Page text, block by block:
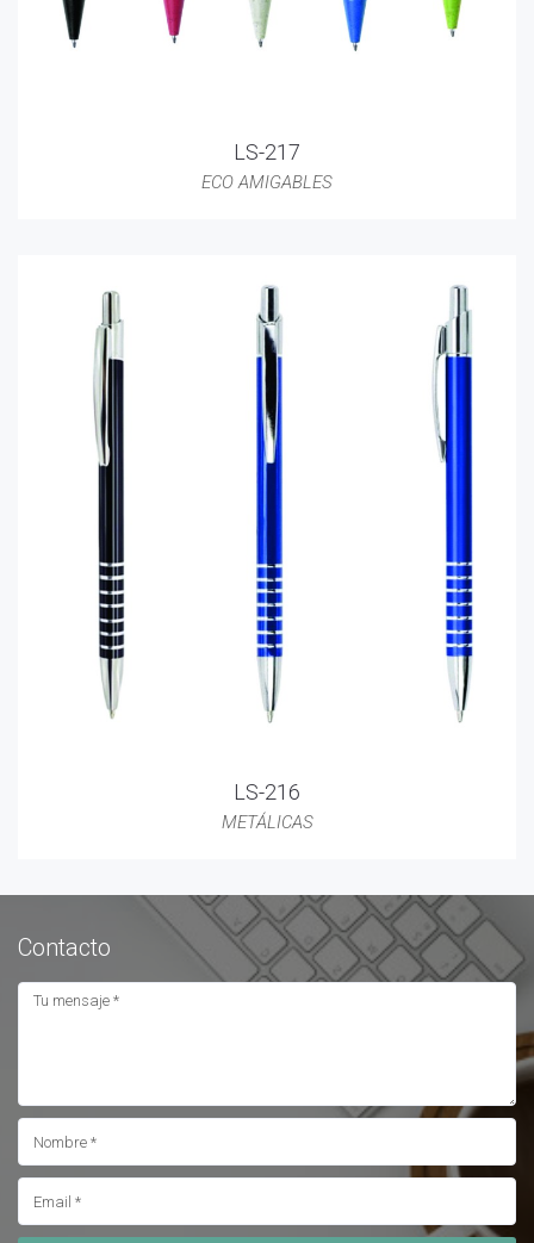
LS-217
ECO AMIGABLES
LS-216
METÁLICAS
Contacto